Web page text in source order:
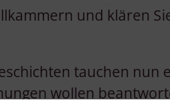
und klären
tauchen nun
wollen